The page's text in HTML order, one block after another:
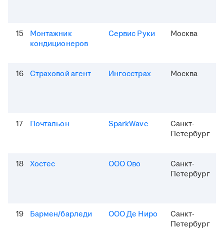
15
Монтажник
кондиционеров
Сервис Руки Москва
16 Страховой агент Ингосстрах Москва
17 Почтальон SparkWave
Санкт-
Петербург
18 Хостес ООО Ово
Санкт-
Петербург
19 Бармен/барледи ООО Де Ниро
Санкт-
Петербург